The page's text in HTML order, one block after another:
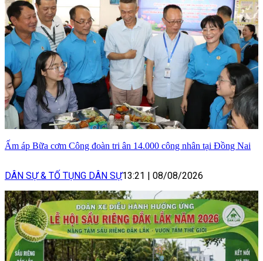
Ấm áp Bữa cơm Công đoàn tri ân 14.000 công nhân tại Đồng Nai
DÂN SỰ & TỐ TỤNG DÂN SỰ13:21 08/08/2026